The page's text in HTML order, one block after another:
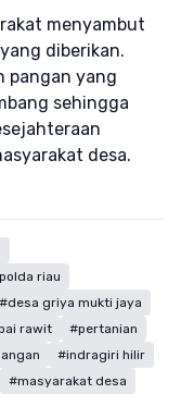
menyambut
diberikan.
pangan yang
sehingga
desa.
riau
#desa griya mukti jaya
rawit
#pertanian
#indragiri hilir
#masyarakat desa